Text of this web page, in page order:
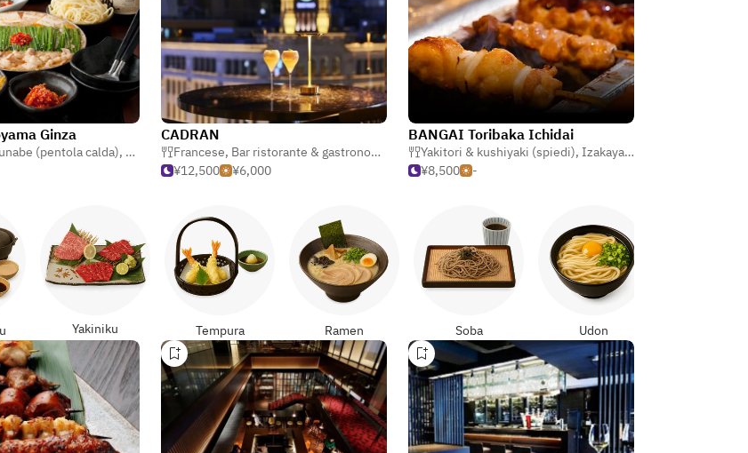
Ginza
(pentola calda), Izakaya (taverna giapponese)
CADRAN
Francese, Bar ristorante & gastronomia
Bistro
¥12,500
¥6,000
BANGAI Toribaka Ichidai
Yakitori & kushiyaki (spiedi), Izakaya (taverna giapponese)
¥8,500
-
Yakiniku Tempura Ramen Soba Udon